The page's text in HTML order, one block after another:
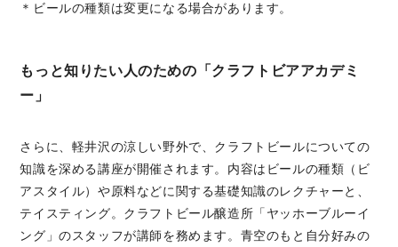
＊ビールの種類は変更になる場合があります。
もっと知りたい人のための「クラフトビアアカデミ
ー」
さらに、軽井沢の涼しい野外で、クラフトビールについての
知識を深める講座が開催されます。内容はビールの種類（ビ
アスタイル）や原料などに関する基礎知識のレクチャーと、
テイスティング。クラフトビール醸造所「ヤッホーブルーイ
ング」のスタッフが講師を務めます。青空のもと自分好みの